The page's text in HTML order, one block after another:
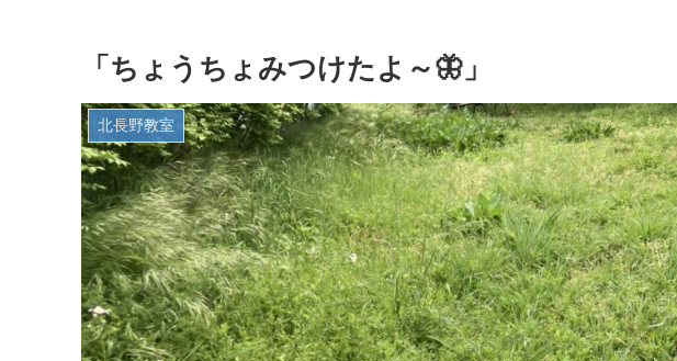
「ちょうちょみつけたよ～🦋」
北長野教室